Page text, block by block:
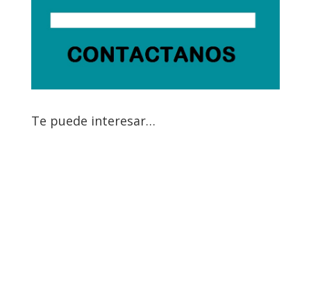
Te puede interesar…